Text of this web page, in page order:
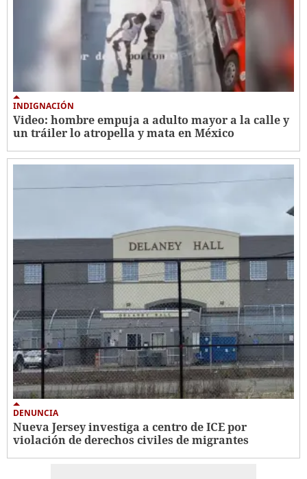
INDIGNACIÓN
Video: hombre empuja a adulto mayor a la calle y
un tráiler lo atropella y mata en México
DENUNCIA
Nueva Jersey investiga a centro de ICE por
violación de derechos civiles de migrantes